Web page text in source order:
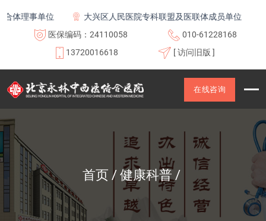
理事单位 大兴区人民医院专科联盟及医联体成员单位
医保编码：24110058
010-61228168
13720016618
[ 访问旧版 ]
在线咨询
首页 健康科普